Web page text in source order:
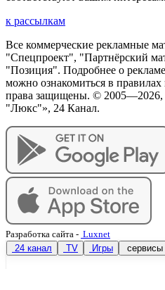
к рассылкам
Все коммерческие рекламные
"Спецпроект", "Партнёрский
"Позиция". Подробнее о
можно ознакомиться в
права защищены. © 2005—2026
"Люкс"», 24 Канал.
Разработка сайта - Luxnet
24 канал
TV Игры сервисы